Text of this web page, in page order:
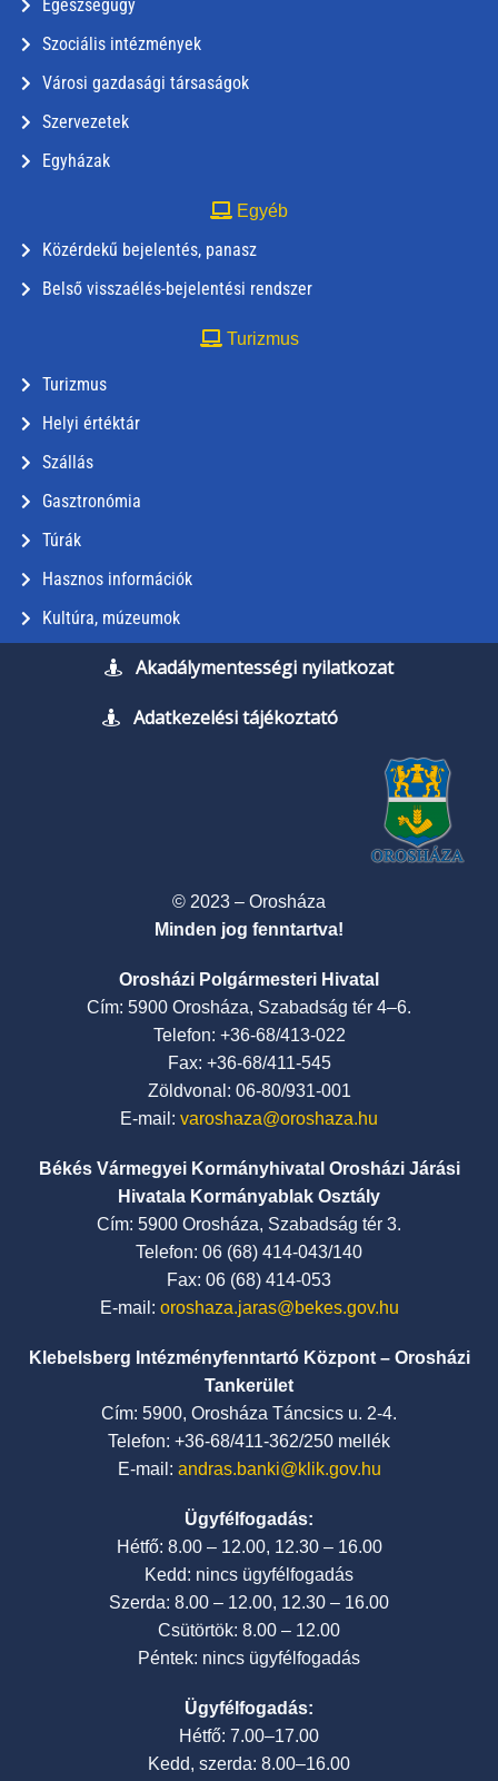
Egészségügy
Szociális intézmények
Városi gazdasági társaságok
Szervezetek
Egyházak
Egyéb
Közérdekű bejelentés, panasz
Belső visszaélés-bejelentési rendszer
Turizmus
Turizmus
Helyi értéktár
Szállás
Gasztronómia
Túrák
Hasznos információk
Kultúra, múzeumok
Akadálymentességi nyilatkozat
Adatkezelési tájékoztató
© 2023 – Orosháza
Minden jog fenntartva!
Orosházi Polgármesteri Hivatal
Cím: 5900 Orosháza, Szabadság tér 4–6.
Telefon: +36-68/413-022
Fax: +36-68/411-545
Zöldvonal: 06-80/931-001
E-mail: varoshaza@oroshaza.hu
Békés Vármegyei Kormányhivatal Orosházi Járási
Hivatala Kormányablak Osztály
Cím: 5900 Orosháza, Szabadság tér 3.
Telefon: 06 (68) 414-043/140
Fax: 06 (68) 414-053
E-mail: oroshaza.jaras@bekes.gov.hu
Klebelsberg Intézményfenntartó Központ – Orosházi
Tankerület
Cím: 5900, Orosháza Táncsics u. 2-4.
Telefon: +36-68/411-362/250 mellék
E-mail: andras.banki@klik.gov.hu
Ügyfélfogadás:
Hétfő: 8.00 – 12.00, 12.30 – 16.00
Kedd: nincs ügyfélfogadás
Szerda: 8.00 – 12.00, 12.30 – 16.00
Csütörtök: 8.00 – 12.00
Péntek: nincs ügyfélfogadás
Ügyfélfogadás:
Hétfő: 7.00–17.00
Kedd, szerda: 8.00–16.00